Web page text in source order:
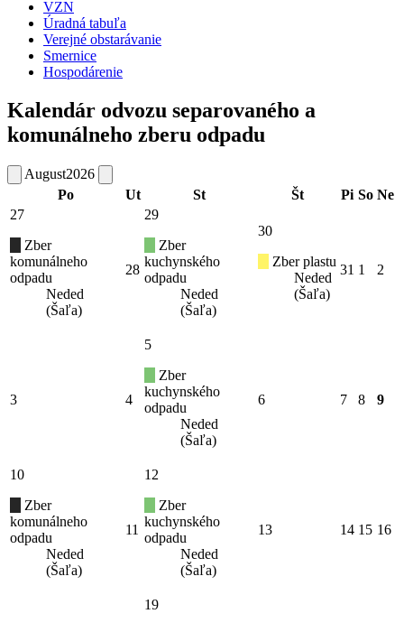
VZN
Úradná tabuľa
Verejné obstarávanie
Smernice
Hospodárenie
Kalendár odvozu separovaného a
komunálneho zberu odpadu
August2026
Po
Ut St Št Pi So Ne
27
Zber
komunálneho
odpadu
Neded
(Šaľa)
28
29
Zber
kuchynského
odpadu
Neded
(Šaľa)
30
Zber plastu
Neded
(Šaľa)
31 1 2
3 4
5
Zber
kuchynského
odpadu
Neded
(Šaľa)
6 7 8 9
10
Zber
komunálneho
odpadu
Neded
(Šaľa)
11
12
Zber
kuchynského
odpadu
Neded
(Šaľa)
13 14 15 16
19